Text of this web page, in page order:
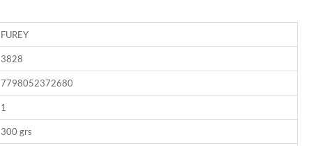
FUREY
3828
7798052372680
1
300 grs